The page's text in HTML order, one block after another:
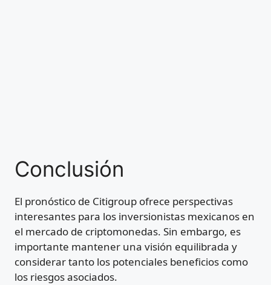
Conclusión
El pronóstico de Citigroup ofrece perspectivas
interesantes para los inversionistas mexicanos en
el mercado de criptomonedas. Sin embargo, es
importante mantener una visión equilibrada y
considerar tanto los potenciales beneficios como
los riesgos asociados.